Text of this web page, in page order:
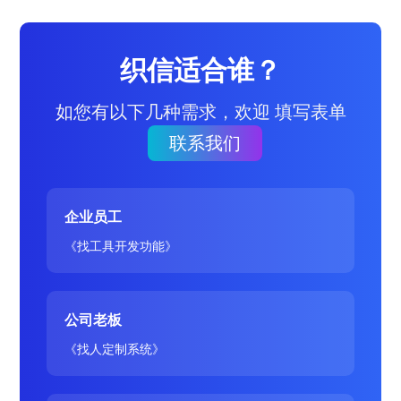
织信适合谁？
如您有以下几种需求，欢迎 填写表单
联系我们
企业员工
《找工具开发功能》
公司老板
《找人定制系统》